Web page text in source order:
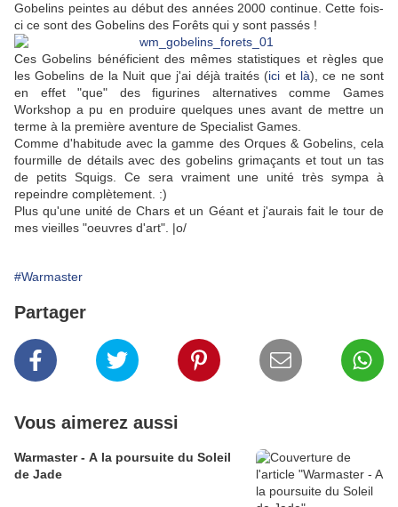
Gobelins peintes au début des années 2000 continue. Cette fois-
ci ce sont des Gobelins des Forêts qui y sont passés !
Ces Gobelins bénéficient des mêmes statistiques et règles que
les Gobelins de la Nuit que j'ai déjà traités (ici et là), ce ne sont
en effet "que" des figurines alternatives comme Games
Workshop a pu en produire quelques unes avant de mettre un
terme à la première aventure de Specialist Games.
Comme d'habitude avec la gamme des Orques & Gobelins, cela
fourmille de détails avec des gobelins grimaçants et tout un tas
de petits Squigs. Ce sera vraiment une unité très sympa à
repeindre complètement. :)
Plus qu'une unité de Chars et un Géant et j'aurais fait le tour de
mes vieilles "oeuvres d'art". |o/
#Warmaster
Partager
Vous aimerez aussi
Warmaster - A la poursuite du Soleil
de Jade